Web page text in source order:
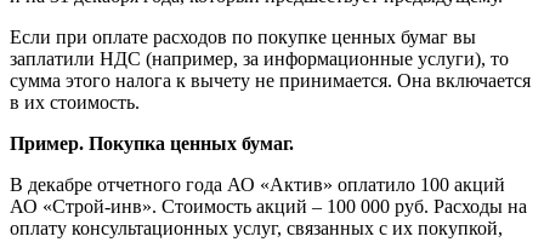
Если при оплате расходов по покупке ценных бумаг вы
заплатили НДС (например, за информационные услуги), то
сумма этого налога к вычету не принимается. Она включается
в их стоимость.
Пример. Покупка ценных бумаг.
В декабре отчетного года АО «Актив» оплатило 100 акций
АО «Строй-инв». Стоимость акций – 100 000 руб. Расходы на
оплату консультационных услуг, связанных с их покупкой,